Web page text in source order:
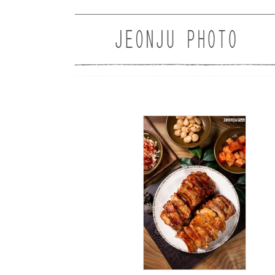
214
Sketchbook5, 스케치북5
Sketchbook5, 스케치북5